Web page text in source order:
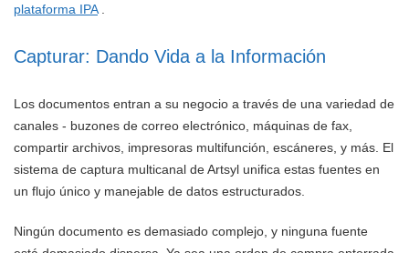
plataforma IPA.
Capturar: Dando Vida a la Información
Los documentos entran a su negocio a través de una variedad de
canales - buzones de correo electrónico, máquinas de fax,
compartir archivos, impresoras multifunción, escáneres, y más. El
sistema de captura multicanal de Artsyl unifica estas fuentes en
un flujo único y manejable de datos estructurados.
Ningún documento es demasiado complejo, y ninguna fuente